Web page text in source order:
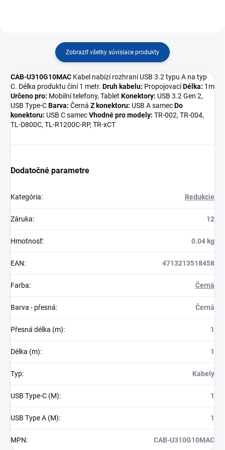
Zobraziť všetky súvisiace produkty
CAB-U310G10MAC Kabel nabízí rozhraní USB 3.2 typu A na typ
C. Délka produktu činí 1 metr. Druh kabelu: PropojovacíDélka: 1m
Určeno pro: Mobilní telefony, Tablet Konektory: USB 3.2 Gen 2,
USB Type-CBarva: Černá Z konektoru: USB A samecDo
konektoru: USB C samecVhodné pro modely: TR-002, TR-004,
TL-D800C, TL-R1200C-RP, TR-xCT
Dodatočné parametre
Kategória: Redukcie
Záruka: 12
Hmotnosť: 0.04 kg
EAN: 4713213518458
Farba: Černá
Barva - přesná: Černá
Přesná délka (m): 1
Délka (m): 1
Typ: Kabely
USB Type-C (M): 1
USB Type A (M): 1
MPN: CAB-U310G10MAC